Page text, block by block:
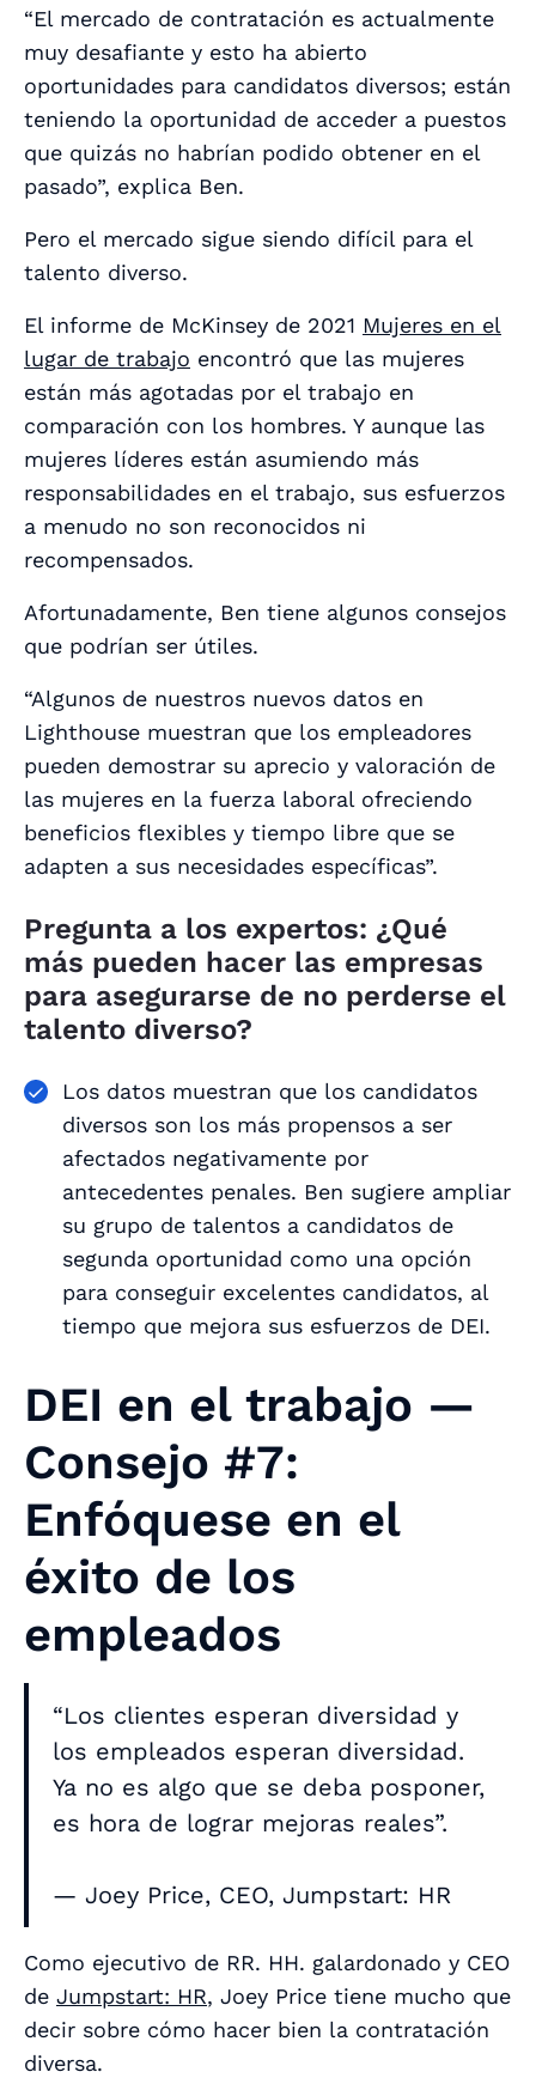
“El mercado de contratación es actualmente
muy desafiante y esto ha abierto
oportunidades para candidatos diversos; están
teniendo la oportunidad de acceder a puestos
que quizás no habrían podido obtener en el
pasado”, explica Ben.
Pero el mercado sigue siendo difícil para el
talento diverso.
El informe de McKinsey de 2021 Mujeres en el
lugar de trabajo encontró que las mujeres
están más agotadas por el trabajo en
comparación con los hombres. Y aunque las
mujeres líderes están asumiendo más
responsabilidades en el trabajo, sus esfuerzos
a menudo no son reconocidos ni
recompensados.
Afortunadamente, Ben tiene algunos consejos
que podrían ser útiles.
“Algunos de nuestros nuevos datos en
Lighthouse muestran que los empleadores
pueden demostrar su aprecio y valoración de
las mujeres en la fuerza laboral ofreciendo
beneficios flexibles y tiempo libre que se
adapten a sus necesidades específicas”.
Pregunta a los expertos: ¿Qué
más pueden hacer las empresas
para asegurarse de no perderse el
talento diverso?
Los datos muestran que los candidatos
diversos son los más propensos a ser
afectados negativamente por
antecedentes penales. Ben sugiere ampliar
su grupo de talentos a candidatos de
segunda oportunidad como una opción
para conseguir excelentes candidatos, al
tiempo que mejora sus esfuerzos de DEI.
DEI en el trabajo —
Consejo #7:
Enfóquese en el
éxito de los
empleados
“Los clientes esperan diversidad y
los empleados esperan diversidad.
Ya no es algo que se deba posponer,
es hora de lograr mejoras reales”.
— Joey Price, CEO, Jumpstart: HR
Como ejecutivo de RR. HH. galardonado y CEO
de Jumpstart: HR, Joey Price tiene mucho que
decir sobre cómo hacer bien la contratación
diversa.